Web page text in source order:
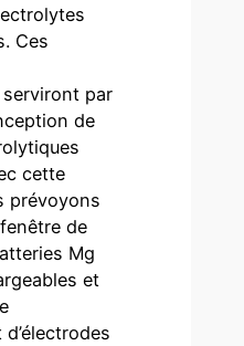
Ces
par
de
cette
prévoyons
de
Mg
et